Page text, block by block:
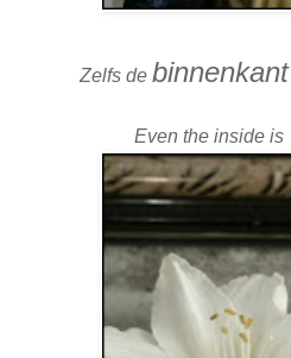
Zelfs de binnenkant
Even the inside is